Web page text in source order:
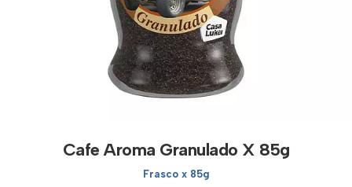
Cafe Aroma Granulado X 85g
Frasco x 85g